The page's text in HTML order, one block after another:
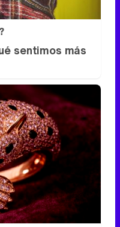
sentimos más